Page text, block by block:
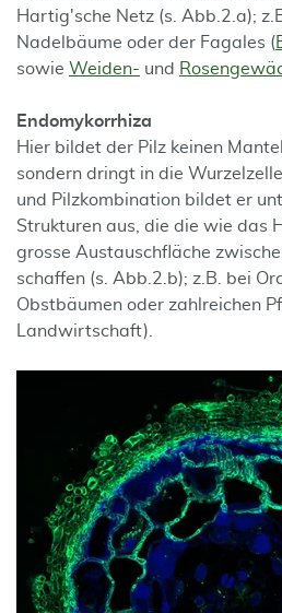
Hartig'sche Netz (s. Abb.2.a);
Nadelbäume oder der Fagales (
sowie Weiden- und
Endomykorrhiza
Hier bildet der Pilz keinen
sondern dringt in die
und Pilzkombination bildet er
Strukturen aus, die die wie das
grosse Austauschfläche
schaffen (s. Abb.2.b); z.B. bei
Obstbäumen oder zahlreichen
Landwirtschaft).